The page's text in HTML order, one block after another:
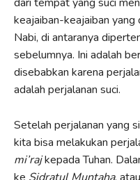
keajaiban-keajaiban yang
Nabi, di antaranya
sebelumnya. Ini adalah
disebabkan karena
adalah perjalanan suci.
Setelah perjalanan yang
kita bisa melakukan
mi’rajkepada Tuhan.